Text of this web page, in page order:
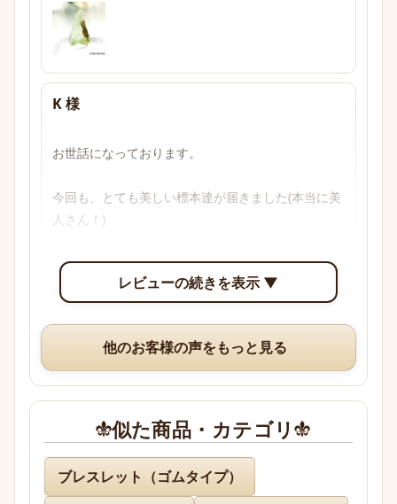
K 様
お世話になっております。
今回も、とても美しい標本達が届きました(本当に美
人さん！)
透明感のあるブルーからパープル、多色性がはっき
り確認できて眺めていて楽しいです。
いつも、丁寧な梱包や手書きのメッセージ、そして
素敵なオマケまでありがとうございますm(*_ _)m
名無し 様
レビューの続きを表示 ▼
他のお客様の声をもっと見る
似た商品・カテゴリ
ブレスレット（ゴムタイプ）